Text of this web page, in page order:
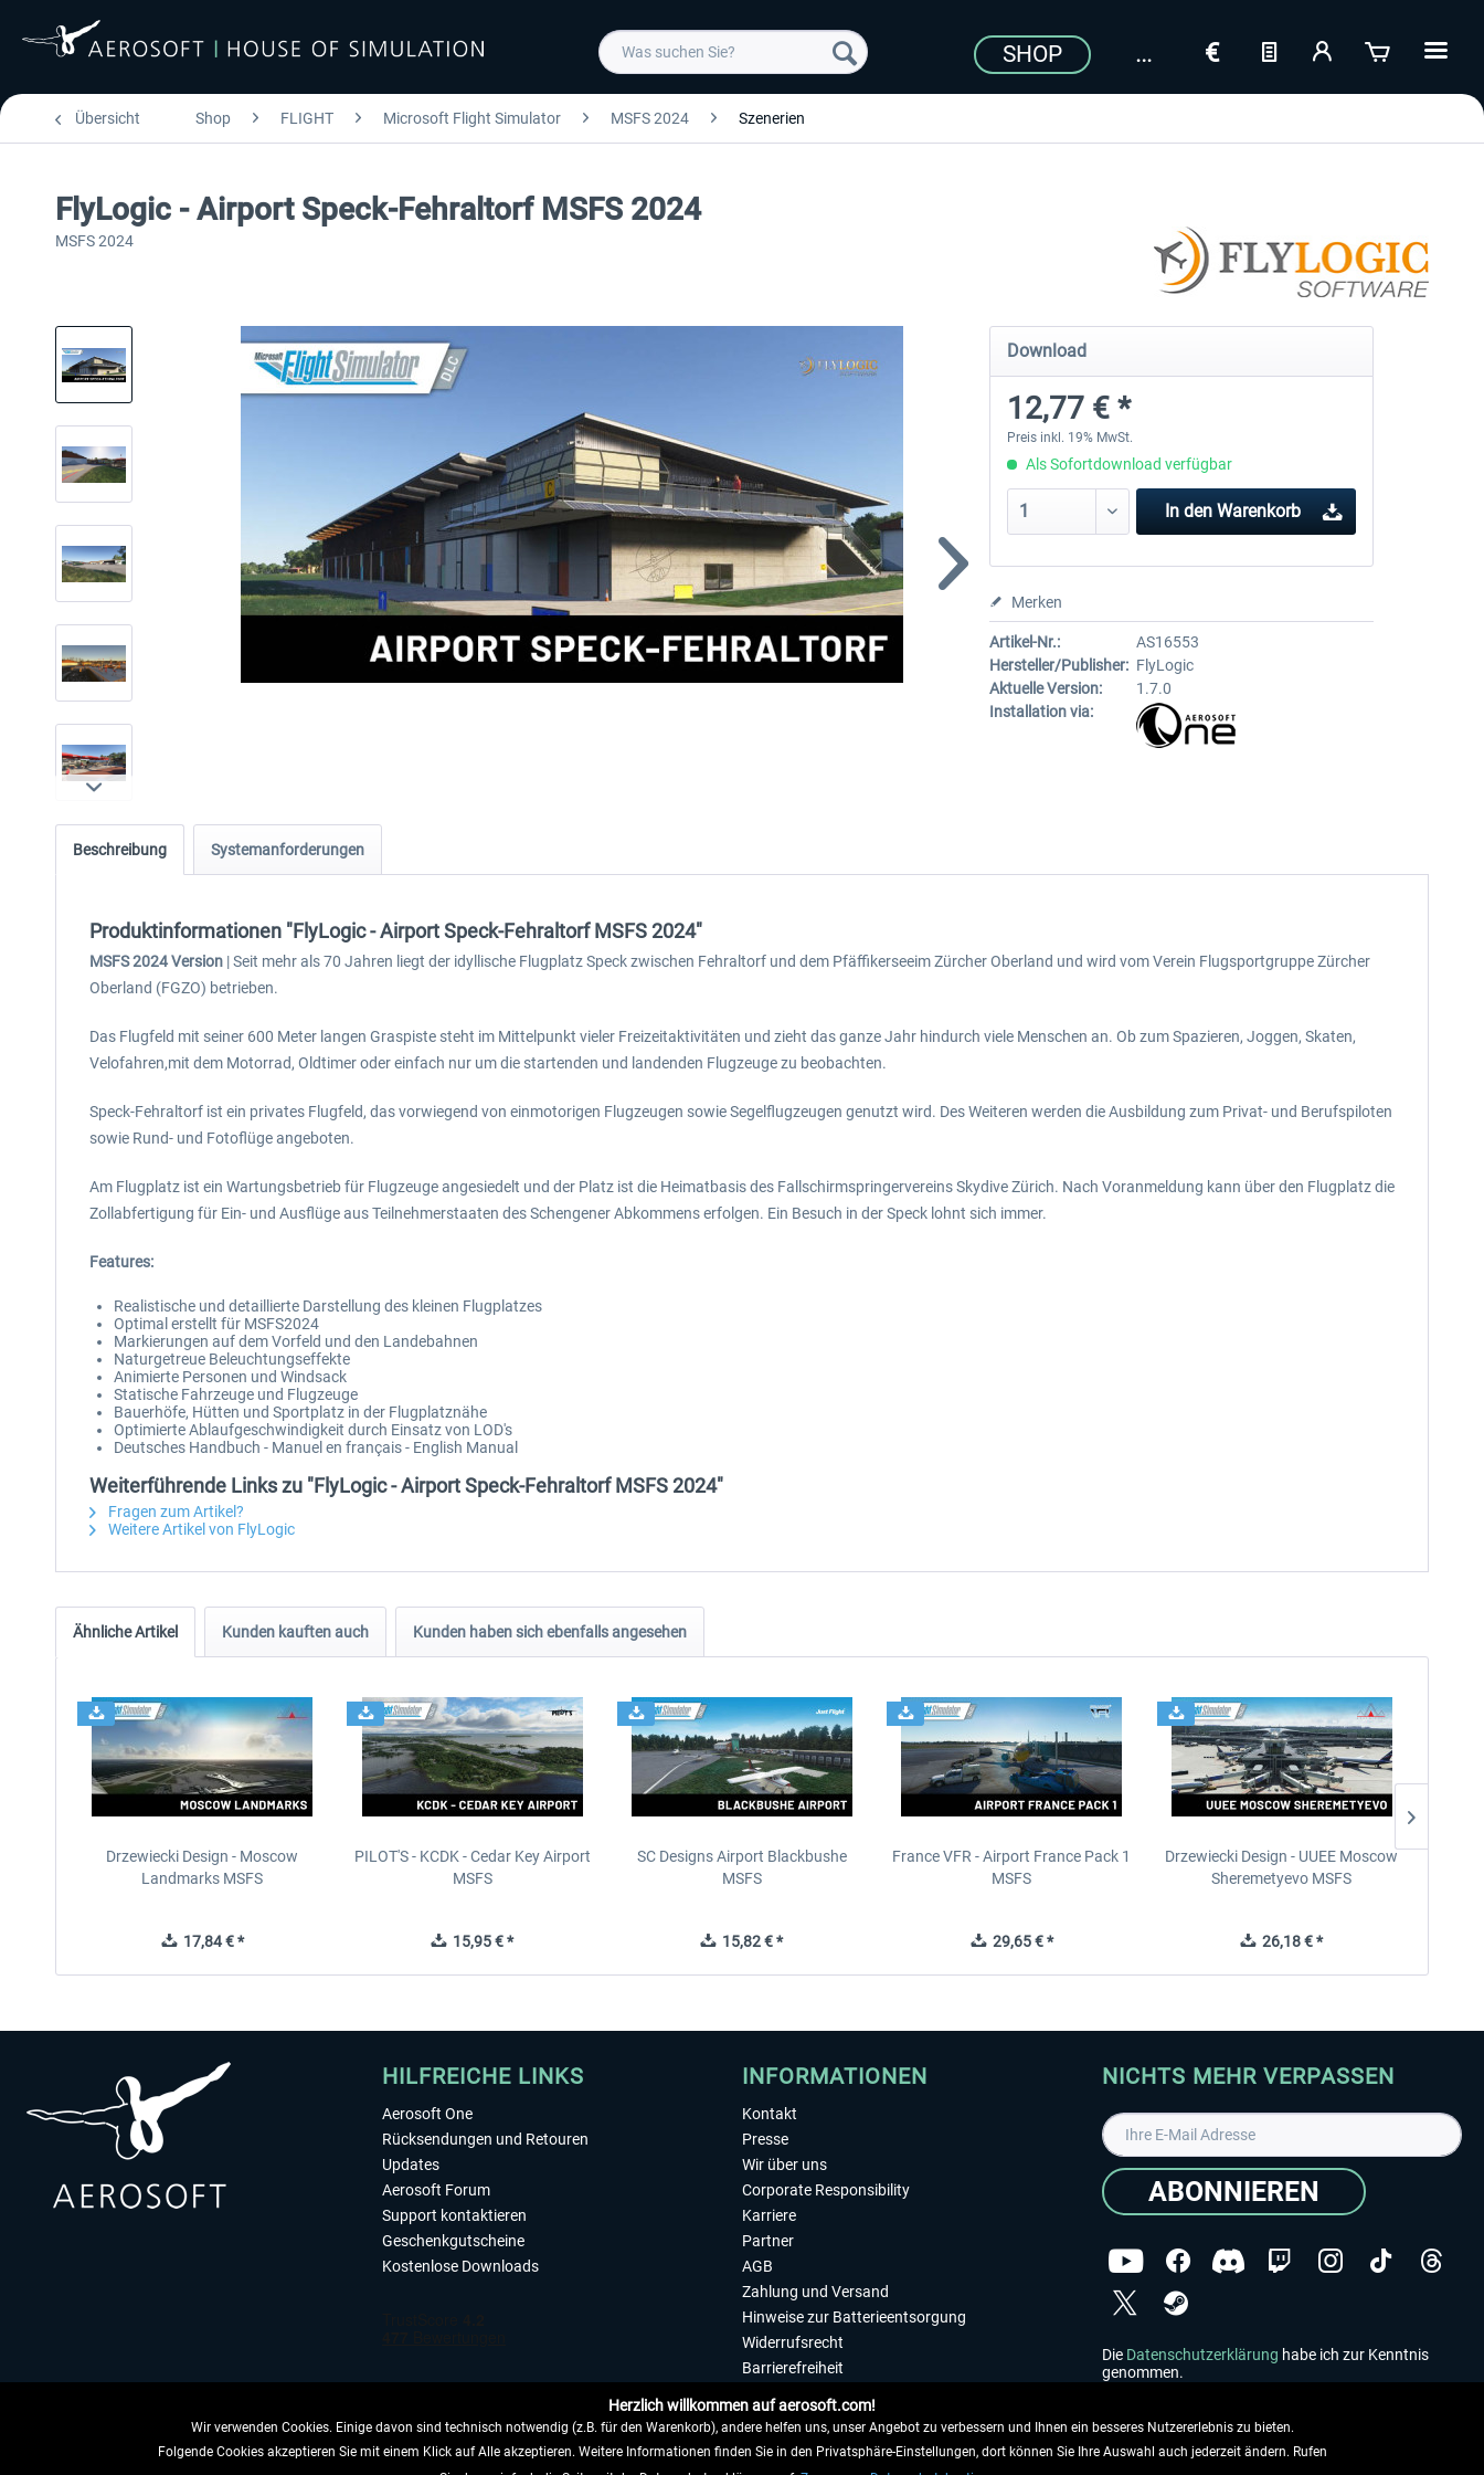
SHOP
Übersicht Shop FLIGHT Microsoft Flight Simulator MSFS 2024 Szenerien
FlyLogic - Airport Speck-Fehraltorf MSFS 2024
MSFS 2024
Download
12,77 € *
Preis inkl. 19% MwSt.
Als Sofortdownload verfügbar
In den Warenkorb
Merken
Artikel-Nr.:
AS16553
Hersteller/Publisher: FlyLogic
Aktuelle Version:
1.7.0
Installation via:
Beschreibung Systemanforderungen
Produktinformationen "FlyLogic - Airport Speck-Fehraltorf MSFS 2024"
MSFS 2024 Version | Seit mehr als 70 Jahren liegt der idyllische Flugplatz Speck zwischen Fehraltorf und dem Pfäffikerseeim Zürcher Oberland und wird vom Verein Flugsportgruppe Zürcher
Oberland (FGZO) betrieben.
Das Flugfeld mit seiner 600 Meter langen Graspiste steht im Mittelpunkt vieler Freizeitaktivitäten und zieht das ganze Jahr hindurch viele Menschen an. Ob zum Spazieren, Joggen, Skaten,
Velofahren,mit dem Motorrad, Oldtimer oder einfach nur um die startenden und landenden Flugzeuge zu beobachten.
Speck-Fehraltorf ist ein privates Flugfeld, das vorwiegend von einmotorigen Flugzeugen sowie Segelflugzeugen genutzt wird. Des Weiteren werden die Ausbildung zum Privat- und Berufspiloten
sowie Rund- und Fotoflüge angeboten.
Am Flugplatz ist ein Wartungsbetrieb für Flugzeuge angesiedelt und der Platz ist die Heimatbasis des Fallschirmspringervereins Skydive Zürich. Nach Voranmeldung kann über den Flugplatz die
Zollabfertigung für Ein- und Ausflüge aus Teilnehmerstaaten des Schengener Abkommens erfolgen. Ein Besuch in der Speck lohnt sich immer.
Features:
Realistische und detaillierte Darstellung des kleinen Flugplatzes
Optimal erstellt für MSFS2024
Markierungen auf dem Vorfeld und den Landebahnen
Naturgetreue Beleuchtungseffekte
Animierte Personen und Windsack
Statische Fahrzeuge und Flugzeuge
Bauerhöfe, Hütten und Sportplatz in der Flugplatznähe
Optimierte Ablaufgeschwindigkeit durch Einsatz von LOD's
Deutsches Handbuch - Manuel en français - English Manual
Weiterführende Links zu "FlyLogic - Airport Speck-Fehraltorf MSFS 2024"
Fragen zum Artikel?
Weitere Artikel von FlyLogic
Ähnliche Artikel Kunden kauften auch Kunden haben sich ebenfalls angesehen
Drzewiecki Design - Moscow
Landmarks MSFS
17,84 € *
PILOT'S - KCDK - Cedar Key Airport
MSFS
15,95 € *
SC Designs Airport Blackbushe
MSFS
15,82 € *
France VFR - Airport France Pack 1
MSFS
29,65 € *
Drzewiecki Design - UUEE Moscow
Sheremetyevo MSFS
26,18 € *
HILFREICHE LINKS
Aerosoft One
Rücksendungen und Retouren
Updates
Aerosoft Forum
Support kontaktieren
Geschenkgutscheine
Kostenlose Downloads
INFORMATIONEN
Kontakt
Presse
Wir über uns
Corporate Responsibility
Karriere
Partner
AGB
Zahlung und Versand
Hinweise zur Batterieentsorgung
Widerrufsrecht
Barrierefreiheit
Impressum
NICHTS MEHR VERPASSEN
ABONNIEREN
Die Datenschutzerklärung habe ich zur Kenntnis
genommen.
Herzlich willkommen auf aerosoft.com!
Wir verwenden Cookies. Einige davon sind technisch notwendig (z.B. für den Warenkorb), andere helfen uns, unser Angebot zu verbessern und Ihnen ein besseres Nutzererlebnis zu bieten.
Folgende Cookies akzeptieren Sie mit einem Klick auf Alle akzeptieren. Weitere Informationen finden Sie in den Privatsphäre-Einstellungen, dort können Sie Ihre Auswahl auch jederzeit ändern. Rufen